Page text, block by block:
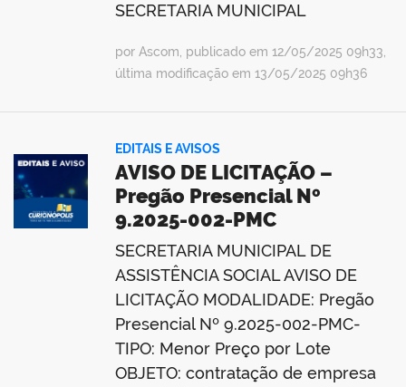
SECRETARIA MUNICIPAL
por Ascom, publicado em 12/05/2025 09h33,
última modificação em 13/05/2025 09h36
EDITAIS E AVISOS
AVISO DE LICITAÇÃO –
Pregão Presencial Nº
9.2025-002-PMC
SECRETARIA MUNICIPAL DE
ASSISTÊNCIA SOCIAL AVISO DE
LICITAÇÃO MODALIDADE: Pregão
Presencial Nº 9.2025-002-PMC-
TIPO: Menor Preço por Lote
OBJETO: contratação de empresa